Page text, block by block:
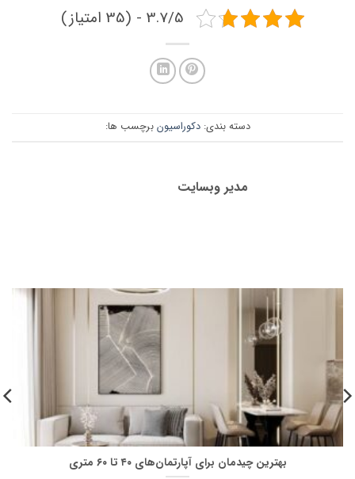
3.7/5 - (35 امتیاز)
دسته بندی:دکوراسیون برچسب ها:
مدیر وبسایت
بهترین چیدمان برای آپارتمان‌های ۴۰ تا ۶۰ متری